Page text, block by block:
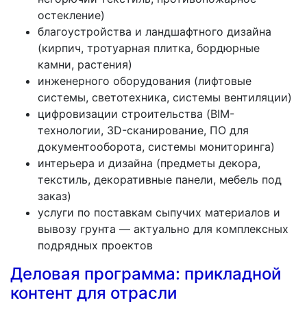
остекление)
благоустройства и ландшафтного дизайна
(кирпич, тротуарная плитка, бордюрные
камни, растения)
инженерного оборудования (лифтовые
системы, светотехника, системы вентиляции)
цифровизации строительства (BIM-
технологии, 3D-сканирование, ПО для
документооборота, системы мониторинга)
интерьера и дизайна (предметы декора,
текстиль, декоративные панели, мебель под
заказ)
услуги по поставкам сыпучих материалов и
вывозу грунта — актуально для комплексных
подрядных проектов
Деловая программа: прикладной
контент для отрасли